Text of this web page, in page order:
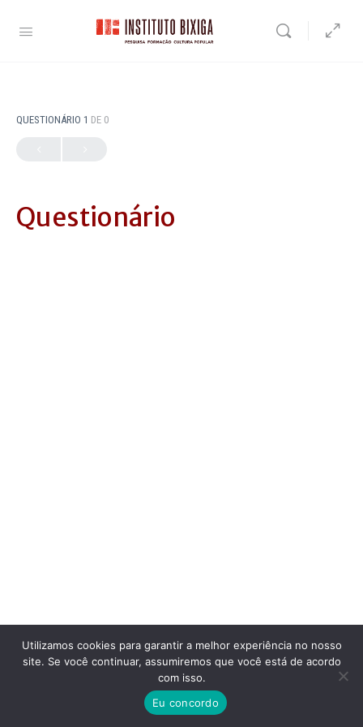
QUESTIONÁRIO 1 DE 0
Questionário
Utilizamos cookies para garantir a melhor experiência no nosso
site. Se você continuar, assumiremos que você está de acordo
com isso.
Eu concordo